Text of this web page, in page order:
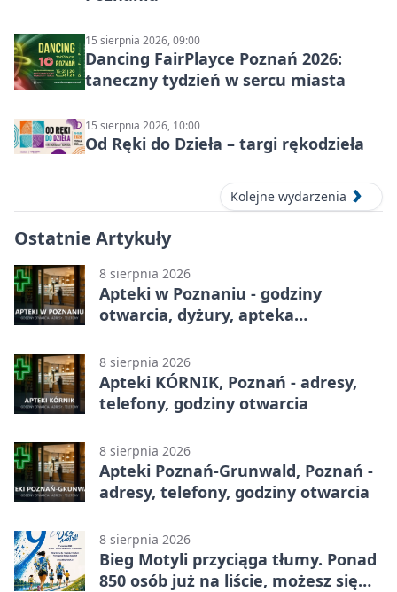
15 sierpnia 2026, 09:00
Dancing FairPlayce Poznań 2026:
taneczny tydzień w sercu miasta
15 sierpnia 2026, 10:00
Od Ręki do Dzieła – targi rękodzieła
Kolejne wydarzenia
Ostatnie Artykuły
8 sierpnia 2026
Apteki w Poznaniu - godziny
otwarcia, dyżury, apteka
8 sierpnia 2026
Apteki KÓRNIK, Poznań - adresy,
telefony, godziny otwarcia
8 sierpnia 2026
Apteki Poznań-Grunwald, Poznań -
adresy, telefony, godziny otwarcia
8 sierpnia 2026
Bieg Motyli przyciąga tłumy. Ponad
850 osób już na liście, możesz się